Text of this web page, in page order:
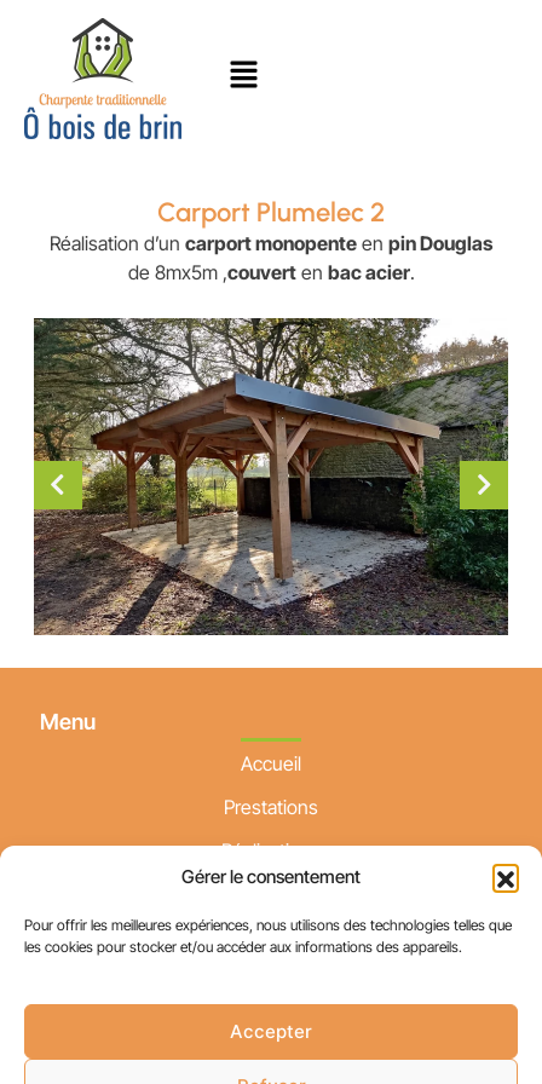
Gérer le consentement
Pour offrir les meilleures expériences, nous utilisons des technologies telles que
les cookies pour stocker et/ou accéder aux informations des appareils.
Accepter
Carport Plumelec 2
Réalisation d’un carport monopente en pin Douglas
de 8mx5m ,couverten bac acier.
Menu
Accueil
Prestations
Réalisations
Contact